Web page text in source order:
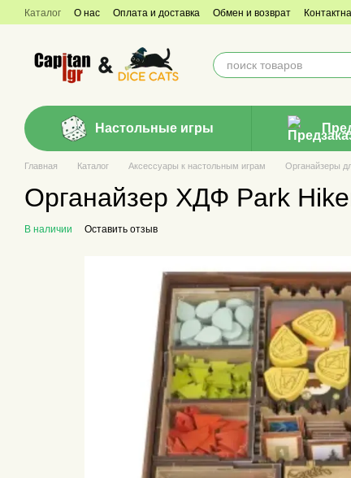
Перейти к основному контенту
Каталог О нас Оплата и доставка Обмен и возврат
Настольные игры
Главная Каталог Аксессуары к настольным играм Органайзеры
Органайзер ХДФ Park
В наличии Оставить отзыв